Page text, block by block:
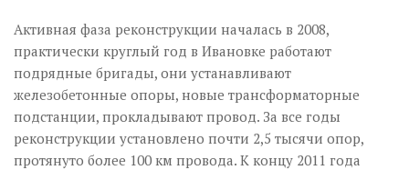
Активная фаза реконструкции началась в 2008,
практически круглый год в Ивановке работают
подрядные бригады, они устанавливают
железобетонные опоры, новые трансформаторные
подстанции, прокладывают провод. За все годы
реконструкции установлено почти 2,5 тысячи опор,
протянуто более 100 км провода. К концу 2011 года